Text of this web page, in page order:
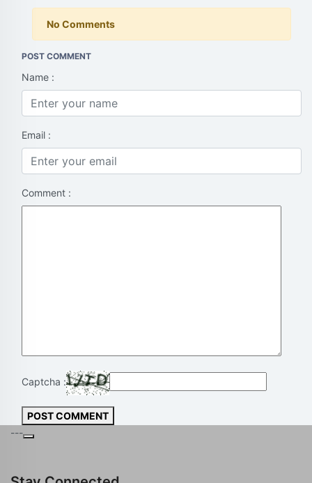
No Comments
POST COMMENT
Name :
Email :
Comment :
Captcha :
POST COMMENT
---